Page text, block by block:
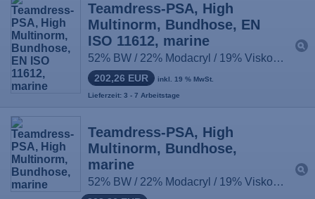
Teamdress-PSA, High
Multinorm, Bundhose, EN
ISO 11612, marine
52% BW / 22% Modacryl / 19% Viskose / 6% Para-Aramid / 1% antist. Fasern, ca. 450g/m², Größe: 44-66, 90-114, 22-33
202,26 EUR inkl. 19 % MwSt.
Lieferzeit: 3 - 7 Arbeitstage
Teamdress-PSA, High
Multinorm, Bundhose,
marine
52% BW / 22% Modacryl / 19% Viskose / 6% Para-Aramid / 1% antist. Fasern, ca. 450g/m², Größe: 44-66, 90-114, 22-33